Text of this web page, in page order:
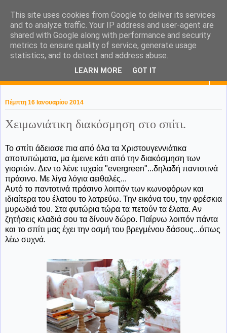
KaPa. Me without you...tea
without a biscuit!
Πέμπτη 16 Ιανουαρίου 2014
Χειμωνιάτικη διακόσμηση στο σπίτι.
Το σπίτι άδειασε πια από όλα τα Χριστουγεννιάτικα
αποτυπώματα, μα έμεινε κάτι από την διακόσμηση των
γιορτών. Δεν το λένε τυχαία "evergreen"...δηλαδή παντοτινά
πράσινο. Με λίγα λόγια αειθαλές...
Αυτό το παντοτινά πράσινο λοιπόν των κωνοφόρων και
ιδιαίτερα του έλατου το λατρεύω. Την εικόνα του, την φρέσκια
μυρωδιά του. Στα φυτώρια τώρα τα πετούν τα έλατα. Αν
ζητήσεις κλαδιά σου τα δίνουν δώρο. Παίρνω λοιπόν πάντα
και το σπίτι μας έχει την οσμή του βρεγμένου δάσους...όπως
λέω συχνά.
This site uses cookies from Google to deliver its services
and to analyze traffic. Your IP address and user-agent are
shared with Google along with performance and security
metrics to ensure quality of service, generate usage
statistics, and to detect and address abuse.
LEARN MORE GOT IT